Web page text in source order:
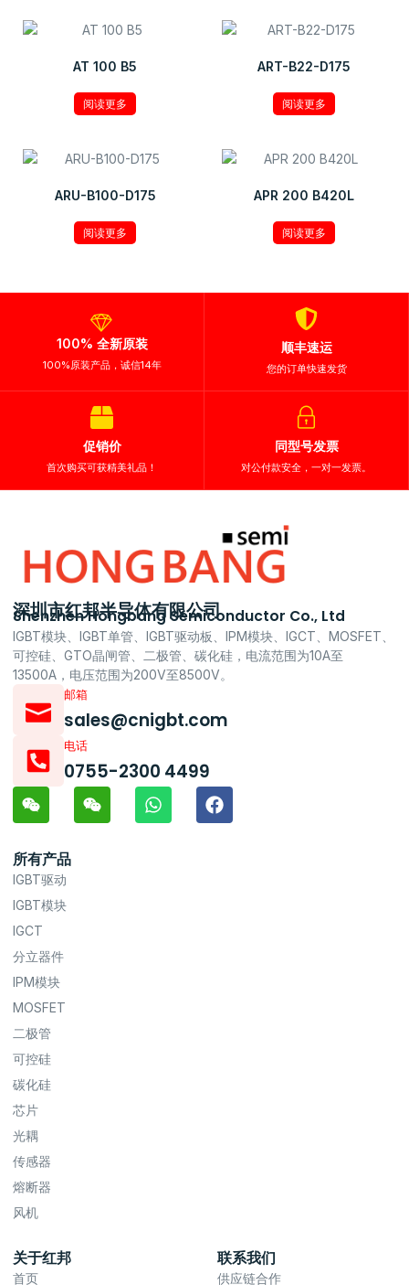
AT 100 B5
阅读更多
ART-B22-D175
阅读更多
ARU-B100-D175
阅读更多
APR 200 B420L
阅读更多
100% 全新原装
100%原装产品，诚信14年
顺丰速运
您的订单快速发货
促销价
首次购买可获精美礼品！
同型号发票
对公付款安全，一对一发票。
深圳市红邦半导体有限公司
Shenzhen Hongbang Semiconductor Co., Ltd
IGBT模块、IGBT单管、IGBT驱动板、IPM模块、IGCT、MOSFET、
可控硅、GTO晶闸管、二极管、碳化硅，电流范围为10A至
13500A，电压范围为200V至8500V。
邮箱
sales@cnigbt.com
电话
0755-2300 4499
所有产品
IGBT驱动
IGBT模块
IGCT
分立器件
IPM模块
MOSFET
二极管
可控硅
碳化硅
芯片
光耦
传感器
熔断器
风机
关于红邦
首页
联系我们
供应链合作